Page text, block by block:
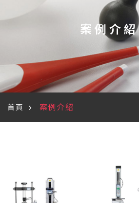
案例介紹
首頁 案例介紹